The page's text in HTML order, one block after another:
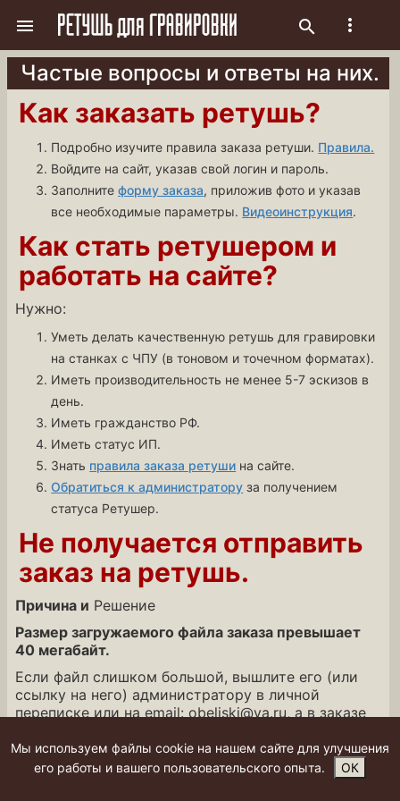
 search more_vert
Частые вопросы и ответы на них.
Как заказать ретушь?
Подробно изучите правила заказа ретуши. Правила.
Войдите на сайт, указав свой логин и пароль.
Заполнитеформу заказа, приложив фото и указав
все необходимые параметры. Видеоинструкция.
Как стать ретушером и
работать на сайте?
Нужно:
Уметь делать качественную ретушь для гравировки
на станках с ЧПУ (в тоновом и точечном форматах).
Иметь производительность не менее 5-7 эскизов в
день.
Иметь гражданство РФ.
Иметь статус ИП.
Знать правила заказа ретуши на сайте.
Обратиться к администратору за получением
статуса Ретушер.
Не получается отправить
заказ на ретушь.
Причина и Решение
Размер загружаемого файла заказа превышает
40 мегабайт.
Если файл слишком большой, вышлите его (или
ссылку на него) администратору в личной
переписке или на email: obeliski@ya.ru, а в заказе
или пустой архив с комментарием: "Файл заказа
выслали на почту Администратору".
Мы используем файлы cookie на нашем сайте для улучшения
его работы и вашего пользовательского опыта.
ОК